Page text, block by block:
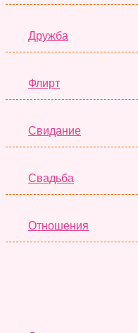
Дружба
Флирт
Свидание
Свадьба
Отношения